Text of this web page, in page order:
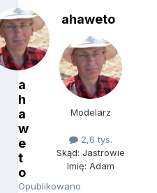
a
h
a
w
e
t
o
Opublikowano
ahaweto
Modelarz
2,6 tys.
Skąd: Jastrowie
Imię: Adam